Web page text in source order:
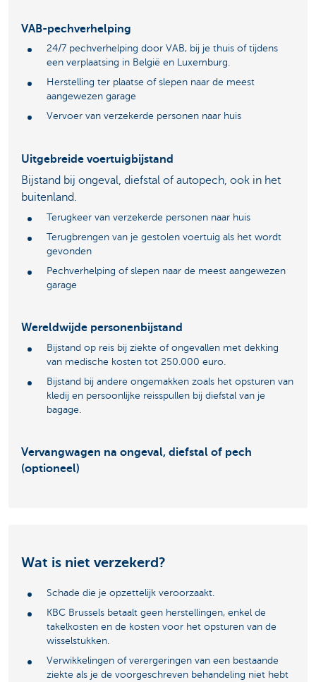
VAB-pechverhelping
24/7 pechverhelping door VAB, bij je thuis of tijdens
een verplaatsing in België en Luxemburg.
Herstelling ter plaatse of slepen naar de meest
aangewezen garage
Vervoer van verzekerde personen naar huis
Uitgebreide voertuigbijstand
Bijstand bij ongeval, diefstal of autopech, ook in het
buitenland.
Terugkeer van verzekerde personen naar huis
Terugbrengen van je gestolen voertuig als het wordt
gevonden
Pechverhelping of slepen naar de meest aangewezen
garage
Wereldwijde personenbijstand
Bijstand op reis bij ziekte of ongevallen met dekking
van medische kosten tot 250.000 euro.
Bijstand bij andere ongemakken zoals het opsturen van
kledij en persoonlijke reisspullen bij diefstal van je
bagage.
Vervangwagen na ongeval, diefstal of pech
(optioneel)
Wat is niet verzekerd?
Schade die je opzettelijk veroorzaakt.
KBC Brussels betaalt geen herstellingen, enkel de
takelkosten en de kosten voor het opsturen van de
wisselstukken.
Verwikkelingen of verergeringen van een bestaande
ziekte als je de voorgeschreven behandeling niet hebt